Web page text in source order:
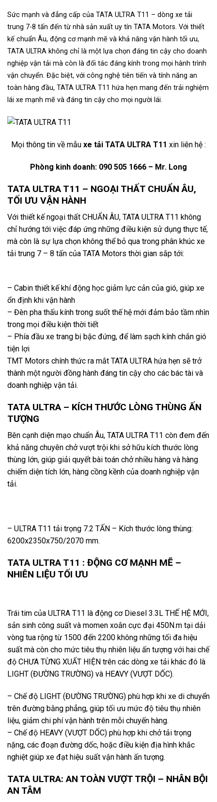
Sức mạnh và đẳng cấp của TATA ULTRA T11 – dòng xe tải
trung 7-8 tấn đến từ nhà sản xuất uy tín TATA Motors. Với thiết
kế chuẩn Âu, động cơ mạnh mẽ và khả năng vận hành tối ưu,
TATA ULTRA không chỉ là một lựa chọn đáng tin cậy cho doanh
nghiệp vận tải mà còn là đối tác đáng kính trong mọi hành trình
vận chuyển. Đặc biệt, với công nghệ tiên tiến và tính năng an
toàn hàng đầu, TATA ULTRA T11 hứa hẹn mang đến trải nghiệm
lái xe mạnh mẽ và đáng tin cậy cho mọi người lái.
Mọi thông tin về mẫu xe tải TATA ULTRA T11 xin liên hệ :
Phòng kinh doanh: 090 505 1666 – Mr. Long
TATA ULTRA T11 – NGOẠI THẤT CHUẨN ÂU,
TỐI ƯU VẬN HÀNH
Với thiết kế ngoại thất CHUẨN ÂU, TATA ULTRA T11 không
chỉ hướng tới việc đáp ứng những điều kiện sử dụng thực tế,
mà còn là sự lựa chọn không thể bỏ qua trong phân khúc xe
tải trung 7 – 8 tấn của TATA Motors thời gian sắp tới:
– Cabin thiết kế khí động học giảm lực cản của gió, giúp xe
ổn định khi vận hành
– Đèn pha thấu kính trong suốt thế hệ mới đảm bảo tầm nhìn
trong mọi điều kiện thời tiết
– Phía đầu xe trang bị bậc đứng, để làm sạch kính chắn gió
tiện lợi
TMT Motors chính thức ra mắt TATA ULTRA hứa hẹn sẽ trở
thành một người đồng hành đáng tin cậy cho các bác tài và
doanh nghiệp vận tải.
TATA ULTRA – KÍCH THƯỚC LÒNG THÙNG ẤN
TƯỢNG
Bên cạnh diện mạo chuẩn Âu, TATA ULTRA T11 còn đem đến
khả năng chuyên chở vượt trội khi sở hữu kích thước lòng
thùng lớn, giúp giải quyết bài toán chở nhiều hàng và hàng
chiếm diện tích lớn, hàng cồng kềnh của doanh nghiệp vận
tải.
– ULTRA T11 tải trọng 7.2 TẤN – Kích thước lòng thùng:
6200x2350x750/2070 mm.
TATA ULTRA T11 : ĐỘNG CƠ MẠNH MẼ –
NHIÊN LIỆU TỐI ƯU
Trái tim của ULTRA T11 là động cơ Diesel 3.3L THẾ HỆ MỚI,
sản sinh công suất và momen xoắn cực đại 450N.m tại dải
vòng tua rộng từ 1500 đến 2200 không những tối đa hiệu
suất mà còn cho mức tiêu thụ nhiên liệu ấn tượng với hai chế
độ CHƯA TỪNG XUẤT HIỆN trên các dòng xe tải khác đó là
LIGHT (ĐƯỜNG TRƯỜNG) và HEAVY (VƯỢT DỐC).
– Chế độ LIGHT (ĐƯỜNG TRƯỜNG) phù hợp khi xe di chuyển
trên đường bằng phẳng, giúp tối ưu mức độ tiêu thụ nhiên
liệu, giảm chi phí vận hành trên mỗi chuyến hàng.
– Chế độ HEAVY (VƯỢT DỐC) phù hợp khi chở tải trọng
nặng, các đoạn đường dốc, hoặc điều kiện địa hình khắc
nghiệt giúp xe đạt hiệu suất vận hành ấn tượng.
TATA ULTRA: AN TOÀN VƯỢT TRỘI – NHÂN BỘI
AN TÂM